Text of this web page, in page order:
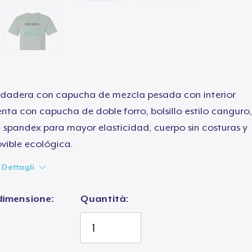
con capucha de mezcla pesada con interior
con capucha de doble forro, bolsillo estilo canguro,
spandex para mayor elasticidad, cuerpo sin costuras y
ecológica.
Dettagli
Quantità: